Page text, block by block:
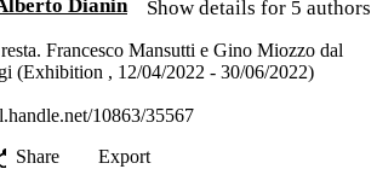
Dianin Show details for 5 authors
Francesco Mansutti e Gino Miozzo dal
(Exhibition , 12/04/2022 - 30/06/2022)
10863/35567
Share Export